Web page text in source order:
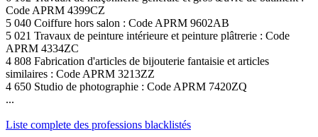
Code APRM 4399CZ
5 040 Coiffure hors salon : Code APRM 9602AB
5 021 Travaux de peinture intérieure et peinture plâtrerie : Code
APRM 4334ZC
4 808 Fabrication d'articles de bijouterie fantaisie et articles
similaires : Code APRM 3213ZZ
4 650 Studio de photographie : Code APRM 7420ZQ
...
Liste complete des professions blacklistés